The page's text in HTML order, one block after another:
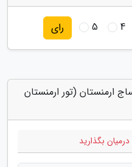
4
5 رای
ارمنستان (تور ارمنستان
بگذارید